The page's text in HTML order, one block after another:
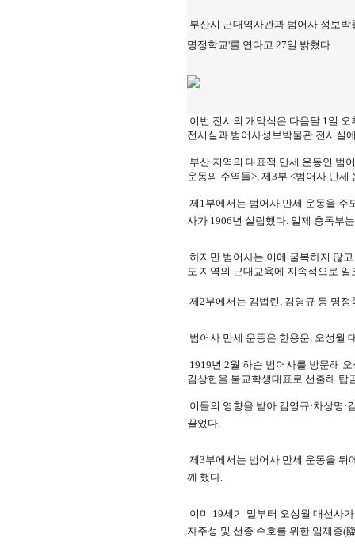
부산시 근대역사관과 범어사 성보박
명정학교'를 연다고 27일 밝혔다.
이번 전시의 개막식은 다음달 1일
전시실과 범어사성보박물관 전시실
부산 지역의 대표적 만세 운동인 범
운동의 주역들>, 제3부 <범어사 만
제1부에서는 범어사 만세 운동을 주
사가 1906년 설립했다. 일제 총독부
하지만 범어사는 이에 굴복하지 않
도 지역의 근대교육에 지속적으로 일
제2부에서는 김법린, 김영규 등 명
범어사 만세 운동은 한용운, 오성월
1919년 2월 하순 범어사를 방문해
김상헌을 불교학생대표로 선출해 탑
이들의 영향을 받아 김영규·차상명·
끌었다.
제3부에서는 범어사 만세 운동을 뒤
께 했다.
이미 19세기 말부터 오성월 대선사
자주성 및 선종 수호를 위한 임제종(